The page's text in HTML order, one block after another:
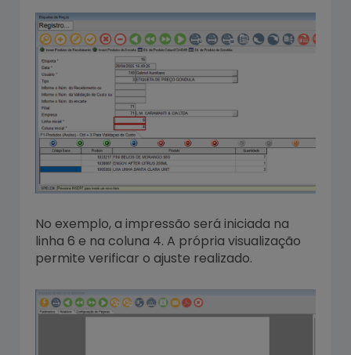
No exemplo, a impressão será iniciada na
linha 6 e na coluna 4. A própria visualização
permite verificar o ajuste realizado.